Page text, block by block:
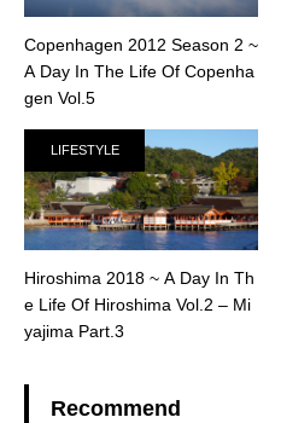
Copenhagen 2012 Season 2 ~
A Day In The Life Of Copenha
gen Vol.5
LIFESTYLE
Hiroshima 2018 ~ A Day In Th
e Life Of Hiroshima Vol.2 – Mi
yajima Part.3
Recommend